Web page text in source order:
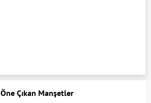
Öne Çıkan Manşetler